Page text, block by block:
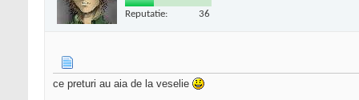
Reputatie: 36
ce preturi au aia de la veselie